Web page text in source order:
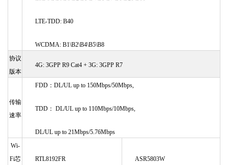
LTE-TDD: B40
WCDMA: B1\B2\B4\B5\B8
协议
版本
4G: 3GPP R9 Cat4 + 3G: 3GPP R7
传输
速率
FDD：DL/UL up to 150Mbps/50Mbps,
TDD： DL/UL up to 110Mbps/10Mbps,
DL/UL up to 21Mbps/5.76Mbps
Wi-
Fi芯
RTL8192FR ASR5803W